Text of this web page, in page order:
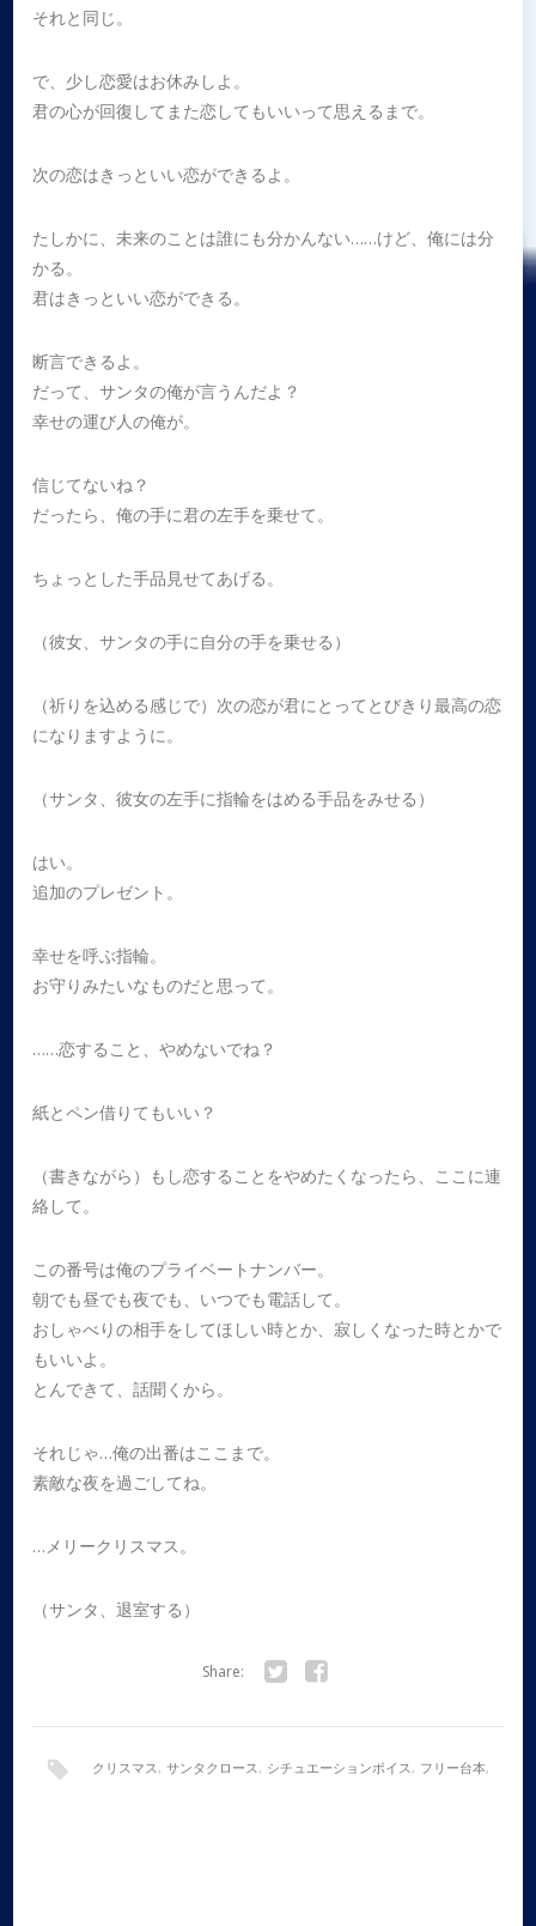
それと同じ。
で、少し恋愛はお休みしよ。
君の心が回復してまた恋してもいいって思えるまで。
次の恋はきっといい恋ができるよ。
たしかに、未来のことは誰にも分かんない……けど、俺には分
かる。
君はきっといい恋ができる。
断言できるよ。
だって、サンタの俺が言うんだよ？
幸せの運び人の俺が。
信じてないね？
だったら、俺の手に君の左手を乗せて。
ちょっとした手品見せてあげる。
（彼女、サンタの手に自分の手を乗せる）
（祈りを込める感じで）次の恋が君にとってとびきり最高の恋
になりますように。
（サンタ、彼女の左手に指輪をはめる手品をみせる）
はい。
追加のプレゼント。
幸せを呼ぶ指輪。
お守りみたいなものだと思って。
……恋すること、やめないでね？
紙とペン借りてもいい？
（書きながら）もし恋することをやめたくなったら、ここに連
絡して。
この番号は俺のプライベートナンバー。
朝でも昼でも夜でも、いつでも電話して。
おしゃべりの相手をしてほしい時とか、寂しくなった時とかで
もいいよ。
とんできて、話聞くから。
それじゃ…俺の出番はここまで。
素敵な夜を過ごしてね。
…メリークリスマス。
（サンタ、退室する）
Share:
クリスマス, サンタクロース, シチュエーションボイス, フリー台本,